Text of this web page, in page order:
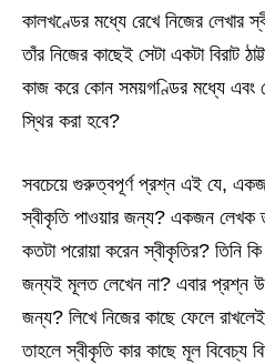
কালখণ্ডের মধ্যে রেখে নিজের লেখার
তাঁর নিজের কাছেই সেটা একটা বিরাট
কাজ করে কোন সময়গণ্ডির মধ্যে এবং
স্থির করা হবে?
সবচেয়ে গুরুত্বপূর্ণ প্রশ্ন এই যে,
স্বীকৃতি পাওয়ার জন্য? একজন লেখক
কতটা পরোয়া করেন স্বীকৃতির? তিনি
জন্যই মূলত লেখেন না? এবার প্রশ্ন
জন্য? লিখে নিজের কাছে ফেলে
তাহলে স্বীকৃতি কার কাছে মূল বিবেচ্য